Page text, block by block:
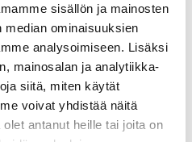
sisällön ja mainosten
median ominaisuuksien
analysoimiseen. Lisäksi
mainosalan ja analytiikka-
siitä, miten käytät
voivat yhdistää näitä
antanut heille tai joita on
-selvitys 2011
toimintaedellytyksiä
selvitykseen on koottu